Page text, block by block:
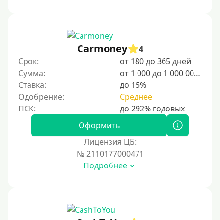
2500 руб
3000 руб
4000 руб
5000 руб
7000 руб
Carmoney
4
Срок:
от 180 до 365 дней
Сумма:
от 1 000 до 1 000 000 ₽
Ставка:
до 15%
Одобрение:
Среднее
Оформить
Лицензия ЦБ:
№ 2110177000471
Подробнее